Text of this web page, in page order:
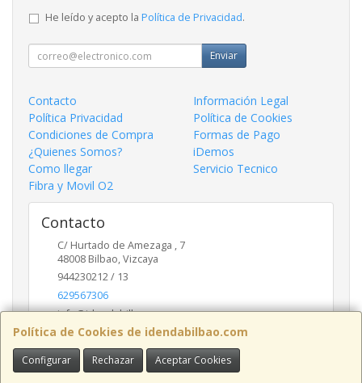
Política de Cookies de idendabilbao.com
Configurar Rechazar Aceptar Cookies
He leído y acepto la Política de Privacidad.
Enviar
Contacto
Información Legal
Política Privacidad
Política de Cookies
Condiciones de Compra
Formas de Pago
¿Quienes Somos?
iDemos
Como llegar
Servicio Tecnico
Fibra y Movil O2
Contacto
C/ Hurtado de Amezaga , 7
48008 Bilbao,Vizcaya
944230212 / 13
629567306
info@idendabilbao.com
Horario